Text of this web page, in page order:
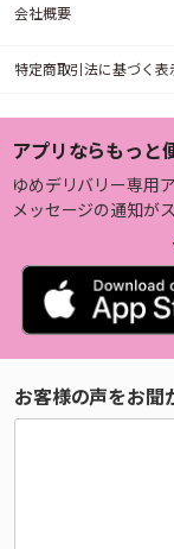
会社概要
特定商取引法に基づく表
アプリならもっと
ゆめデリバリー専用
メッセージの通知が
お客様の声をお聞